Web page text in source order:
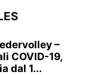
–
COVID-19,
dal 1...